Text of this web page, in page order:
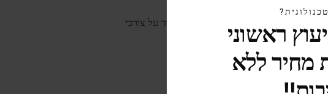
יעיל. זה מייעל את התפעול, מצמצם
לנהל היטב את הגדרות ה-IT שלהם ולעמוד על צורכי
ראשוני
מחיר ללא